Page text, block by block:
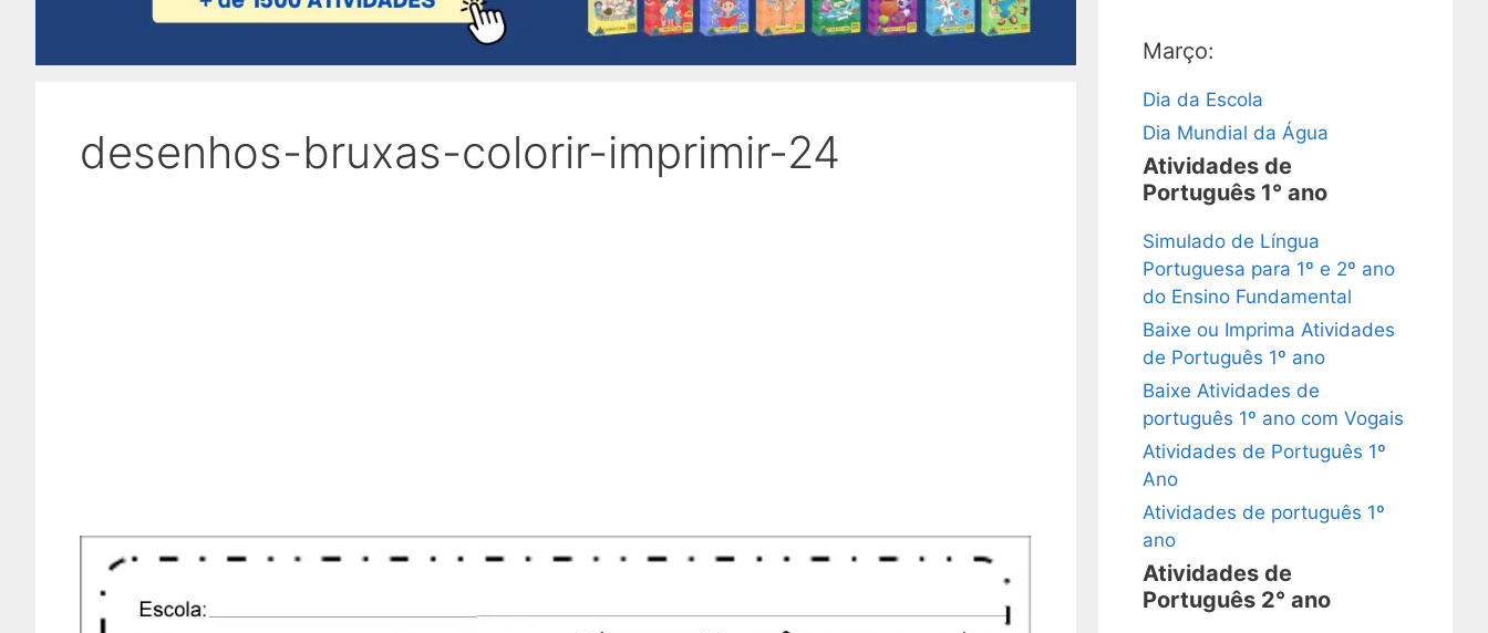
desenhos-bruxas-colorir-imprimir-24
Março:
Dia da Escola
Dia Mundial da Água
Atividades de
Português 1° ano
Simulado de Língua
Portuguesa para 1º e 2º ano
do Ensino Fundamental
Baixe ou Imprima Atividades
de Português 1º ano
Baixe Atividades de
português 1º ano com Vogais
Atividades de Português 1º
Ano
Atividades de português 1º
ano
Atividades de
Português 2° ano